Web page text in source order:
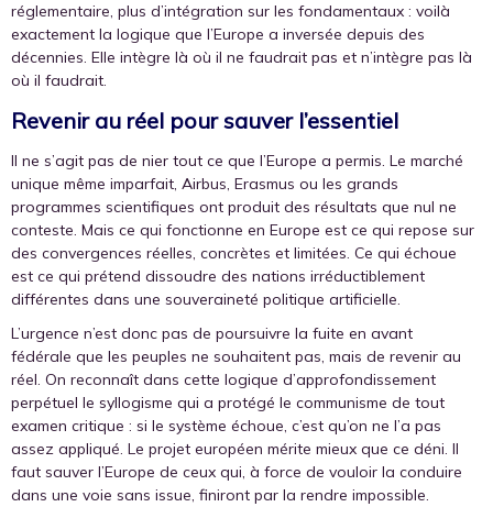
réglementaire, plus d’intégration sur les fondamentaux : voilà
exactement la logique que l’Europe a inversée depuis des
décennies. Elle intègre là où il ne faudrait pas et n’intègre pas là
où il faudrait.
Revenir au réel pour sauver l’essentiel
Il ne s’agit pas de nier tout ce que l’Europe a permis. Le marché
unique même imparfait, Airbus, Erasmus ou les grands
programmes scientifiques ont produit des résultats que nul ne
conteste. Mais ce qui fonctionne en Europe est ce qui repose sur
des convergences réelles, concrètes et limitées. Ce qui échoue
est ce qui prétend dissoudre des nations irréductiblement
différentes dans une souveraineté politique artificielle.
L’urgence n’est donc pas de poursuivre la fuite en avant
fédérale que les peuples ne souhaitent pas, mais de revenir au
réel. On reconnaît dans cette logique d’approfondissement
perpétuel le syllogisme qui a protégé le communisme de tout
examen critique : si le système échoue, c’est qu’on ne l’a pas
assez appliqué. Le projet européen mérite mieux que ce déni. Il
faut sauver l’Europe de ceux qui, à force de vouloir la conduire
dans une voie sans issue, finiront par la rendre impossible.